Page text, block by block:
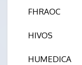
FHRAOC
HIVOS
HUMEDICA